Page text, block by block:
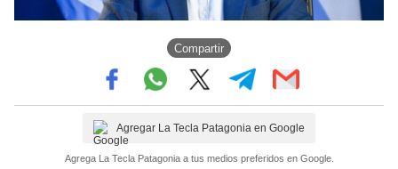
Compartir
Agregar La Tecla Patagonia en Google
Agrega La Tecla Patagonia a tus medios preferidos en Google.